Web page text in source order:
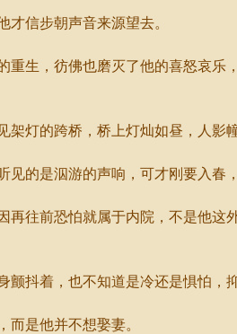
信步朝声音来源望去。
，彷佛也磨灭了他的喜怒哀乐
灯的跨桥，桥上灯灿如昼，人影
的是泅游的声响，可才刚要入春，
前恐怕就属于内院，不是他这
着，也不知道是冷还是惧怕，
是他并不想娶妻。